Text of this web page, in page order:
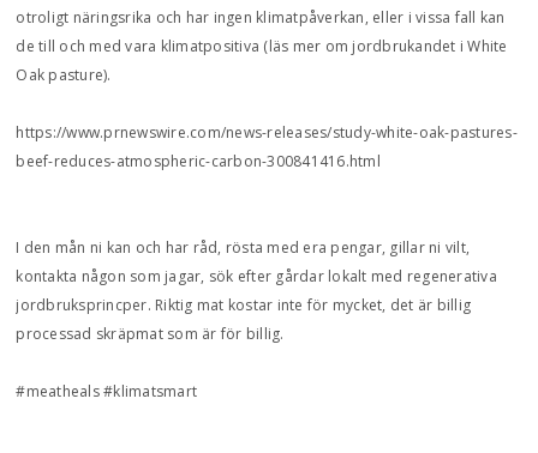
otroligt näringsrika och har ingen klimatpåverkan, eller i vissa fall kan
de till och med vara klimatpositiva (läs mer om jordbrukandet i White
Oak pasture).
https://www.prnewswire.com/news-releases/study-white-oak-pastures-
beef-reduces-atmospheric-carbon-300841416.html
I den mån ni kan och har råd, rösta med era pengar, gillar ni vilt,
kontakta någon som jagar, sök efter gårdar lokalt med regenerativa
jordbruksprincper. Riktig mat kostar inte för mycket, det är billig
processad skräpmat som är för billig.
#meatheals #klimatsmart